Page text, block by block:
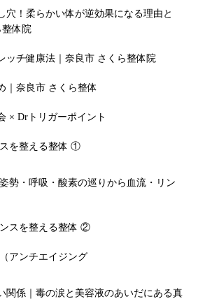
穴！柔らかい体が逆効果になる理由と
体院
ッチ健康法｜奈良市 さくら整体院
｜奈良市 さくら整体
× Drトリガーポイント
を整える整体 ①
勢・呼吸・酸素の巡りから血流・リン
スを整える整体 ②
アンチエイジング
関係｜毒の涙と美容液のあいだにある真